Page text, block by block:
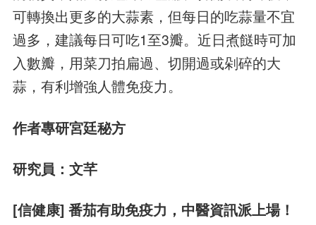
可轉換出更多的大蒜素，但每日的吃蒜量不宜
過多，建議每日可吃1至3瓣。近日煮餸時可加
入數瓣，用菜刀拍扁過、切開過或剁碎的大
蒜，有利增強人體免疫力。
作者專研宮廷秘方
研究員：文芊
[信健康] 番茄有助免疫力，中醫資訊派上場！